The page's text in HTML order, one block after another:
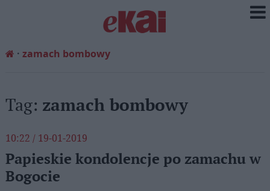
zamach bombowy
Tag: zamach bombowy
10:22 / 19-01-2019
Papieskie kondolencje po zamachu w
Bogocie